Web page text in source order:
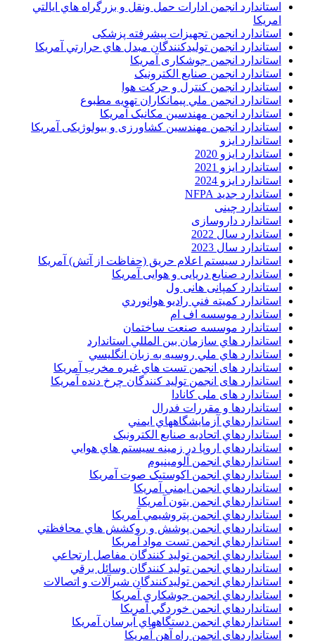
استاندارد انجمن ادارات حمل ونقل و بزرگراه هاي ايالتي
امريکا
استاندارد انجمن تجهیزات پیشرفته پزشکی
استاندارد انجمن توليدکنندگان مبدل هاي حرارتي آمريکا
استاندارد انجمن جوشکاری آمریکا
استاندارد انجمن صنايع الکترونيک
استاندارد انجمن کنترل و حرکت هوا
استاندارد انجمن ملي پيمانکاران تهويه مطبوع
استاندارد انجمن مهندسين مکانيک آمريکا
استاندارد انجمن مهندسین کشاورزی و بیولوژیکی آمریکا
استاندارد ایزو
استاندارد ایزو 2020
استاندارد ایزو 2021
استاندارد ایزو 2024
استاندارد جدید NFPA
استاندارد چینی
استاندارد داروسازی
استاندارد سال 2022
استاندارد سال 2023
استاندارد سیستم اعلام حریق (حفاظت از آتش) آمریکا
استاندارد صنایع دریایی و هوایی آمریکا
استاندارد کمپانی هانی ول
استاندارد کميته فني راديو هوانوردي
استاندارد موسسه اف ام
استاندارد موسسه صنعت ساختمان
استاندارد هاي سازمان بين المللي استاندارد
استاندارد هاي ملي روسيه به زبان انگليسي
استاندارد های انجمن تست هاي غيره مخرب آمريکا
استاندارد های انجمن توليد کنندگان چرخ دنده آمريکا
استاندارد های ملی کانادا
استانداردها و مقررات فدرال
استانداردهاي آزمايشگاههاي ايمني
استانداردهاي اتحاديه صنايع الکترونبک
استانداردهاي اروپا در زمينه سيستم هاي هوايي
استانداردهاي انجمن آلومينيوم
استانداردهاي انجمن اکوستيک صوت آمريکا
استانداردهاي انجمن ايمني آمريکا
استانداردهاي انجمن بتون آمريکا
استانداردهاي انجمن پتروشيمي آمريکا
استانداردهاي انجمن پوشش و روکشش هاي محافظتي
استانداردهاي انجمن تست مواد آمريکا
استانداردهاي انجمن توليد کنندگان مفاصل ارتجاعي
استانداردهاي انجمن توليد کنندگان وسائل برقي
استانداردهاي انجمن توليدکنندگان شيرآلات و اتصالات
استانداردهاي انجمن جوشکاري آمريکا
استانداردهاي انجمن خوردگي آمريکا
استانداردهاي انجمن دستگاههاي آبرسان آمريکا
استانداردهاي انجمن راه آهن آمريکا